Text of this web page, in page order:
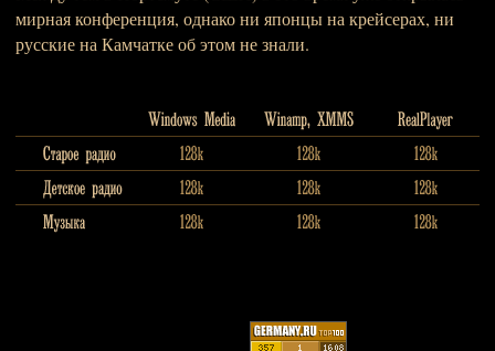
мирная конференция, однако ни японцы на крейсерах, ни
русские на Камчатке об этом не знали.